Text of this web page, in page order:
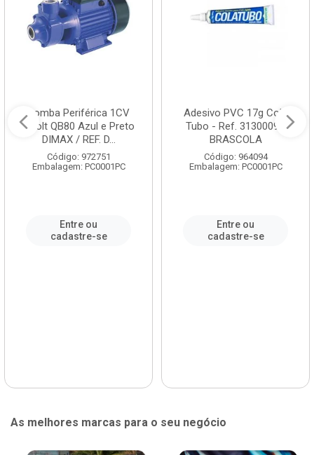
Bomba Periférica 1CV
Bivolt QB80 Azul e Preto
DIMAX / REF. D...
Código: 972751
Embalagem: PC0001PC
Entre ou
cadastre-se
Adesivo PVC 17g Cola
Tubo - Ref. 3130009 -
BRASCOLA
Código: 964094
Embalagem: PC0001PC
Entre ou
cadastre-se
As melhores marcas para o seu negócio